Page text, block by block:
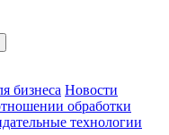
бизнеса Новости
обработки
технологии